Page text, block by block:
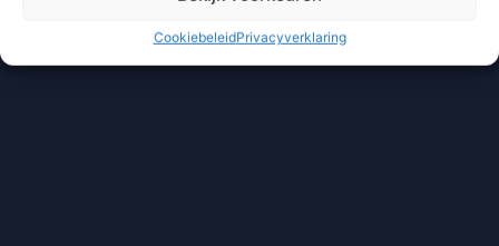
CookiebeleidPrivacyverklaring